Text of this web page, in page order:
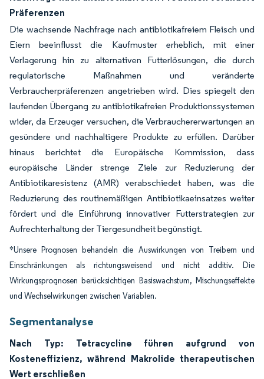
Präferenzen
Die wachsende Nachfrage nach antibiotikafreiem Fleisch und
Eiern beeinflusst die Kaufmuster erheblich, mit einer
Verlagerung hin zu alternativen Futterlösungen, die durch
regulatorische Maßnahmen und veränderte
Verbraucherpräferenzen angetrieben wird. Dies spiegelt den
laufenden Übergang zu antibiotikafreien Produktionssystemen
wider, da Erzeuger versuchen, die Verbrauchererwartungen an
gesündere und nachhaltigere Produkte zu erfüllen. Darüber
hinaus berichtet die Europäische Kommission, dass
europäische Länder strenge Ziele zur Reduzierung der
Antibiotikaresistenz (AMR) verabschiedet haben, was die
Reduzierung des routinemäßigen Antibiotikaeinsatzes weiter
fördert und die Einführung innovativer Futterstrategien zur
Aufrechterhaltung der Tiergesundheit begünstigt.
*Unsere Prognosen behandeln die Auswirkungen von Treibern und
Einschränkungen als richtungsweisend und nicht additiv. Die
Wirkungsprognosen berücksichtigen Basiswachstum, Mischungseffekte
und Wechselwirkungen zwischen Variablen.
Segmentanalyse
Nach Typ: Tetracycline führen aufgrund von
Kosteneffizienz, während Makrolide therapeutischen
Wert erschließen